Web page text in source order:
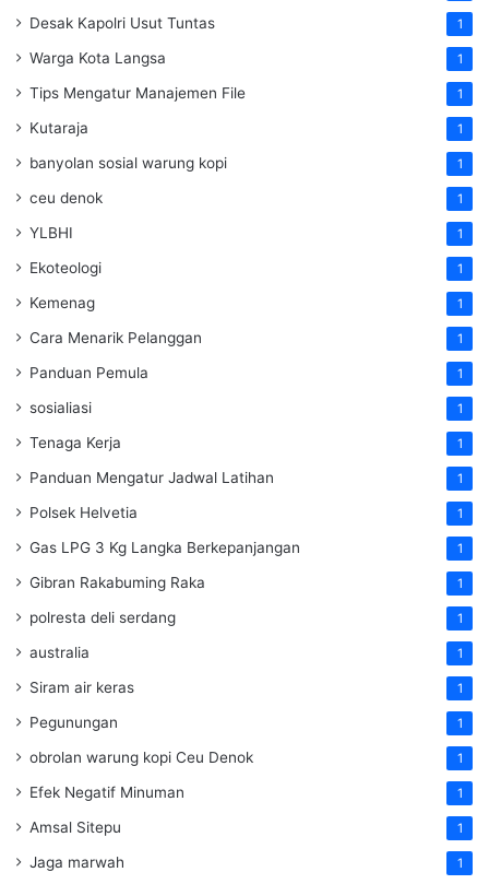
Desak Kapolri Usut Tuntas 1
Warga Kota Langsa 1
Tips Mengatur Manajemen File 1
Kutaraja 1
banyolan sosial warung kopi 1
ceu denok 1
YLBHI 1
Ekoteologi 1
Kemenag 1
Cara Menarik Pelanggan 1
Panduan Pemula 1
sosialiasi 1
Tenaga Kerja 1
Panduan Mengatur Jadwal Latihan 1
Polsek Helvetia 1
Gas LPG 3 Kg Langka Berkepanjangan 1
Gibran Rakabuming Raka 1
polresta deli serdang 1
australia 1
Siram air keras 1
Pegunungan 1
obrolan warung kopi Ceu Denok 1
Efek Negatif Minuman 1
Amsal Sitepu 1
Jaga marwah 1